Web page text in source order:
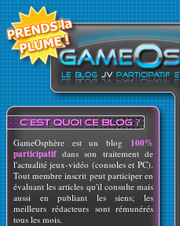
GameOsphère est un blog 100%
participatif dans son traitement de
l'actualité jeux-vidéo (consoles et PC).
Tout membre inscrit peut participer en
évaluant les articles qu'il consulte mais
aussi en publiant les siens; les
meilleurs rédacteurs sont rémunérés
tous les mois.